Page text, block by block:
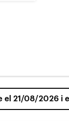
el 21/08/2026 i